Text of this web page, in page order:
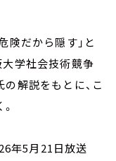
険だから隠す」と
学社会技術競争
解説をもとに、こ
年5月21日放送